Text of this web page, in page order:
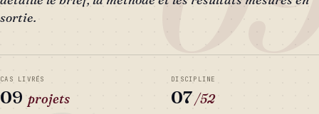
sortie.
CAS LIVRÉS
09 projets
DISCIPLINE
07/52